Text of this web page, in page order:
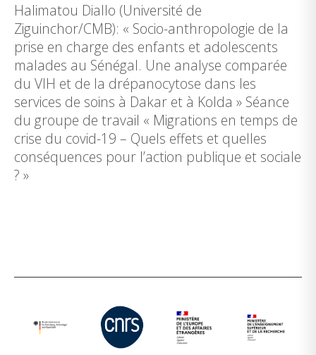
Halimatou Diallo (Université de
Ziguinchor/CMB): « Socio-anthropologie de la
prise en charge des enfants et adolescents
malades au Sénégal. Une analyse comparée
du VIH et de la drépanocytose dans les
services de soins à Dakar et à Kolda » Séance
du groupe de travail « Migrations en temps de
crise du covid-19 – Quels effets et quelles
conséquences pour l’action publique et sociale
? »